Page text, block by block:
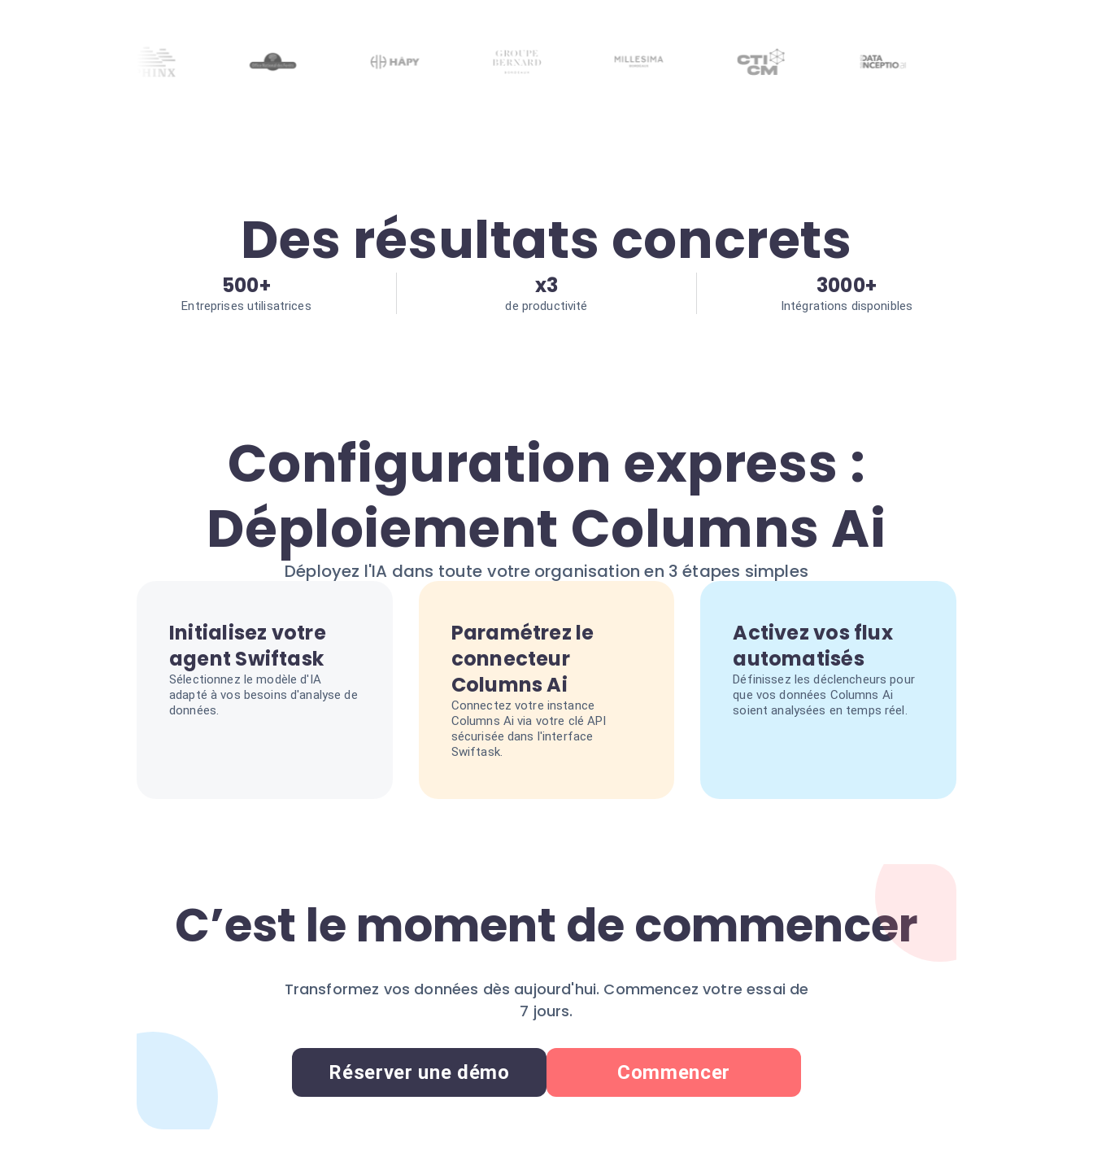
Des résultats concrets
500+
Entreprises utilisatrices
x3
de productivité
3000+
Intégrations disponibles
Configuration express :
Déploiement Columns Ai
Déployez l'IA dans toute votre organisation en 3 étapes simples
Initialisez votre
agent Swiftask
Sélectionnez le modèle d'IA
adapté à vos besoins d'analyse de
données.
Paramétrez le
connecteur
Columns Ai
Connectez votre instance
Columns Ai via votre clé API
sécurisée dans l'interface
Swiftask.
Activez vos flux
automatisés
Définissez les déclencheurs pour
que vos données Columns Ai
soient analysées en temps réel.
C’est le moment de commencer
Transformez vos données dès aujourd'hui. Commencez votre essai de
7 jours.
Réserver une démo Commencer